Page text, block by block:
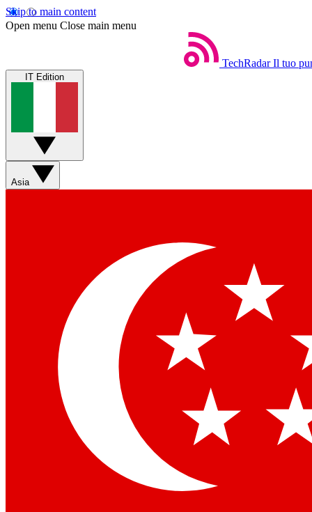
Skip to main content
Open menu Close main menu
TechRadar Il tuo
IT Edition
Asia